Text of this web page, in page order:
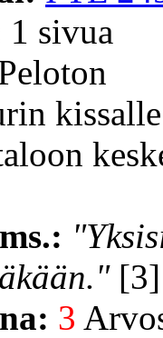
1 sivua
3